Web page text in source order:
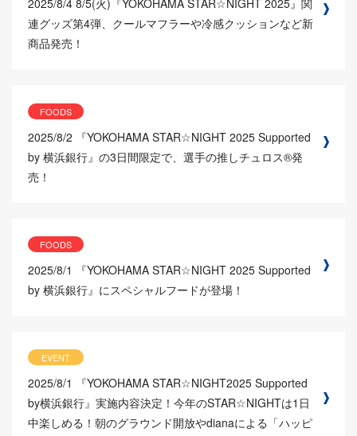
2025/8/4 8/5(火)『YOKOHAMA STAR☆NIGHT 2025』関
連グッズ第4弾、クールマフラーや冷感クッションなど新
商品発売！
FOODS
2025/8/2
『YOKOHAMA STAR☆NIGHT 2025 Supported
by 横浜銀行』の3日間限定で、選手の推しチュロス®発
売！
FOODS
2025/8/1
『YOKOHAMA STAR☆NIGHT 2025 Supported
by 横浜銀行』にスペシャルフードが登場！
EVENT
2025/8/1
『YOKOHAMA STAR☆NIGHT2025 Supported
by横浜銀行』実施内容決定！今年のSTAR☆NIGHTは1日
中楽しめる！朝のグラウンド開放やdianaによる「ハッピ